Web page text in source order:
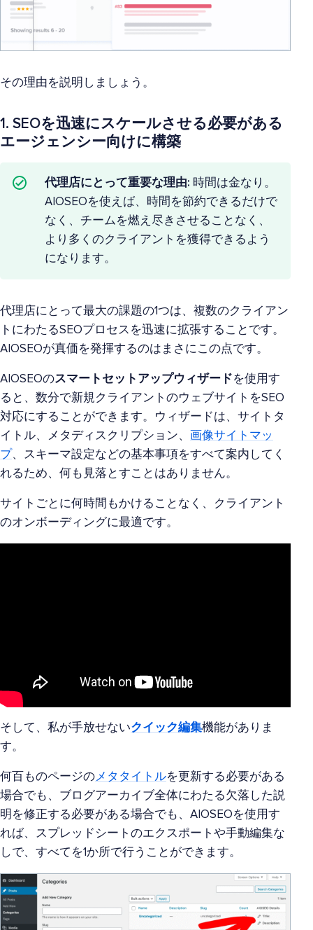
その理由を説明しましょう。
1. SEOを迅速にスケールさせる必要がある
エージェンシー向けに構築
代理店にとって重要な理由: 時間は金なり。
AIOSEOを使えば、時間を節約できるだけで
なく、チームを燃え尽きさせることなく、
より多くのクライアントを獲得できるよう
になります。
代理店にとって最大の課題の1つは、複数のクライアン
トにわたるSEOプロセスを迅速に拡張することです。
AIOSEOが真価を発揮するのはまさにこの点です。
AIOSEOのスマートセットアップウィザード を使用す
ると、数分で新規クライアントのウェブサイトをSEO
対応にすることができます。ウィザードは、サイトタ
イトル、メタディスクリプション、 画像サイトマッ
プ 、スキーマ設定などの基本事項をすべて案内してく
れるため、何も見落とすことはありません。
サイトごとに何時間もかけることなく、クライアント
のオンボーディングに最適です。
そして、私が手放せないクイック編集機能がありま
す。
何百ものページのメタタイトルを更新する必要がある
場合でも、ブログアーカイブ全体にわたる欠落した説
明を修正する必要がある場合でも、AIOSEOを使用す
れば、スプレッドシートのエクスポートや手動編集な
しで、すべてを1か所で行うことができます。